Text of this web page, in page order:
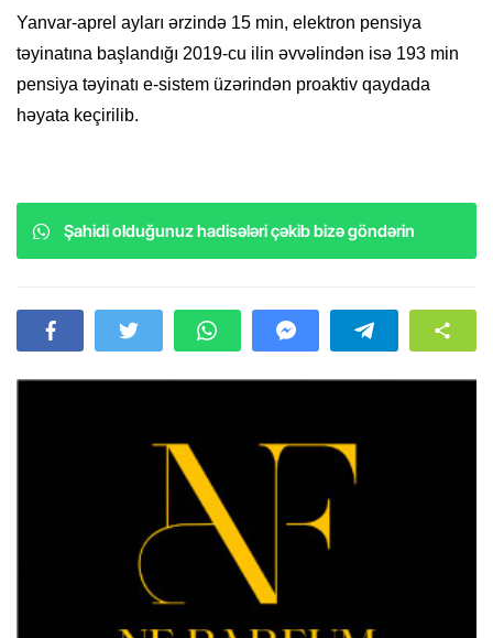
Yanvar-aprel ayları ərzində 15 min, elektron pensiya
təyinatına başlandığı 2019-cu ilin əvvəlindən isə 193 min
pensiya təyinatı e-sistem üzərindən proaktiv qaydada
həyata keçirilib.
Şahidi olduğunuz hadisələri çəkib bizə göndərin